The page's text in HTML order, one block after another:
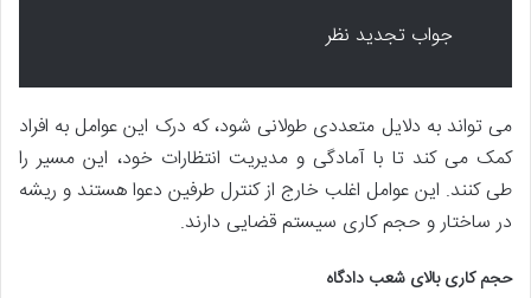
جواب تجدید نظر
می تواند به دلایل متعددی طولانی شود، که درک این عوامل به افراد
کمک می کند تا با آمادگی و مدیریت انتظارات خود، این مسیر را
طی کنند. این عوامل اغلب خارج از کنترل طرفین دعوا هستند و ریشه
در ساختار و حجم کاری سیستم قضایی دارند.
حجم کاری بالای شعب دادگاه